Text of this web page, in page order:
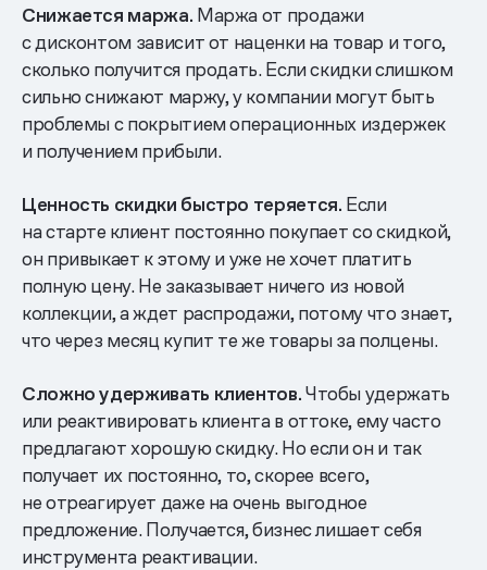
Снижается маржа. Маржа от продажи
с дисконтом зависит от наценки на товар и того,
сколько получится продать. Если скидки слишком
сильно снижают маржу, у компании могут быть
проблемы с покрытием операционных издержек
и получением прибыли.
Ценность скидки быстро теряется. Если
на старте клиент постоянно покупает со скидкой,
он привыкает к этому и уже не хочет платить
полную цену. Не заказывает ничего из новой
коллекции, а ждет распродажи, потому что знает,
что через месяц купит те же товары за полцены.
Сложно удерживать клиентов.Чтобы удержать
или реактивировать клиента в оттоке, ему часто
предлагают хорошую скидку. Но если он и так
получает их постоянно, то, скорее всего,
не отреагирует даже на очень выгодное
предложение. Получается, бизнес лишает себя
инструмента реактивации.